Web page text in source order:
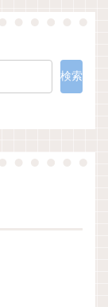
検索